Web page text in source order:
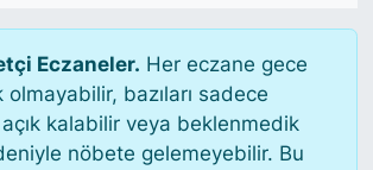
Eczaneler. Her eczane gece
olmayabilir, bazıları sadece
kalabilir veya beklenmedik
nöbete gelemeyebilir. Bu